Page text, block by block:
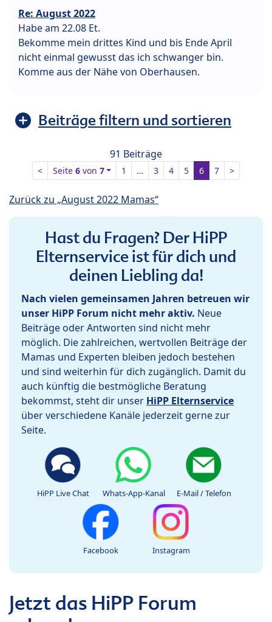
Re: August 2022
Habe am 22.08 Et.
Bekomme mein drittes Kind und bis Ende April
nicht einmal gewusst das ich schwanger bin.
Komme aus der Nähe von Oberhausen.
Beiträge filtern und sortieren
91 Beiträge
< Seite 6von 7 1 … 3 4 5 6 7 >
Zurück zu „August 2022 Mamas“
Hast du Fragen? Der HiPP
Elternservice ist für dich und
deinen Liebling da!
Nach vielen gemeinsamen Jahren betreuen wir
unser HiPP Forum nicht mehr aktiv. Neue
Beiträge oder Antworten sind nicht mehr
möglich. Die zahlreichen, wertvollen Beiträge der
Mamas und Experten bleiben jedoch bestehen
und sind weiterhin für dich zugänglich. Damit du
auch künftig die bestmögliche Beratung
bekommst, steht dir unser HiPP Elternservice
über verschiedene Kanäle jederzeit gerne zur
Seite.
HiPP Live Chat Whats-App-Kanal E-Mail / Telefon
Facebook Instagram
Jetzt das HiPP Forum